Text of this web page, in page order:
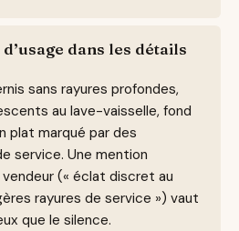
dans les détails
sans rayures profondes,
au lave-vaisselle, fond
plat marqué par des
service. Une mention
(« éclat discret au
rayures de service ») vaut
que le silence.